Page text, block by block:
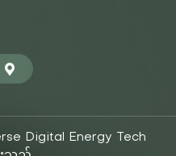
Digital Energy Tech